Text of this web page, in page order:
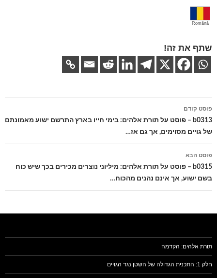
Română
שתף את זה!
ניווט
בפוסטים
פוסט קודם
b0313 – פוסט על תורת אלהים: בימי חייו בארץ התרשם ישוע מאמונתם
של גויים מסוימים, אך גם אז…
פוסט הבא
b0315 – פוסט על תורת אלהים: מיליוני נוצרים מכירים בכך שיש כוח
בשם ישוע, אך אינם נהנים מהכוח…
תורת אלהים: הקדמה
חלק 1: התכנית הגדולה של השטן נגד הגויים